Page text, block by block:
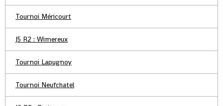
Tournoi Méricourt
J5 R2 : Wimereux
Tournoi Lapugnoy
Tournoi Neufchatel